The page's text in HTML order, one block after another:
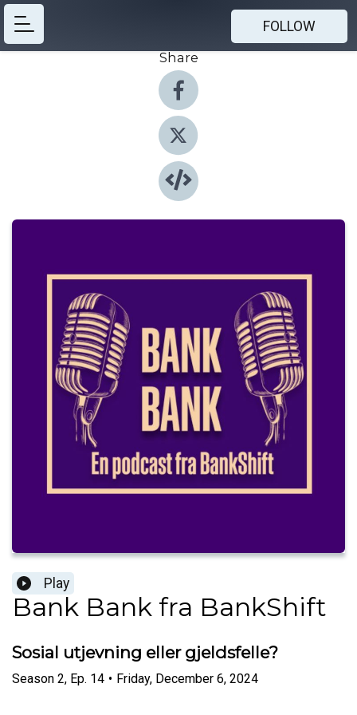
FOLLOW
Share
Play
Bank Bank fra BankShift
Sosial utjevning eller gjeldsfelle?
Season 2, Ep. 14 • Friday, December 6, 2024